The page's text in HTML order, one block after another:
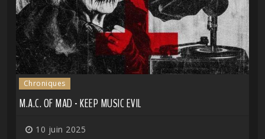
Chroniques
M.A.C. OF MAD - KEEP MUSIC EVIL
10 juin 2025